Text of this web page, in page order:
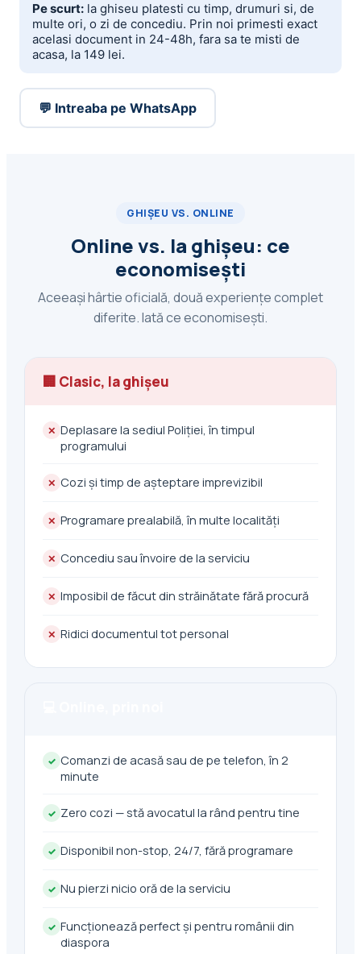
Pe scurt: la ghiseu platesti cu timp, drumuri si, de
multe ori, o zi de concediu. Prin noi primesti exact
acelasi document in 24-48h, fara sa te misti de
acasa, la 149 lei.
💬 Intreaba pe WhatsApp
GHIȘEU VS. ONLINE
Online vs. la ghișeu: ce
economisești
Aceeași hârtie oficială, două experiențe complet
diferite. Iată ce economisești.
🏢 Clasic, la ghișeu
✕ Deplasare la sediul Poliției, în timpul
programului
✕ Cozi și timp de așteptare imprevizibil
✕ Programare prealabilă, în multe localități
✕ Concediu sau învoire de la serviciu
✕ Imposibil de făcut din străinătate fără procură
✕ Ridici documentul tot personal
✓ Comanzi de acasă sau de pe telefon, în 2
minute
✓ Zero cozi — stă avocatul la rând pentru tine
✓ Disponibil non-stop, 24/7, fără programare
✓ Nu pierzi nicio oră de la serviciu
✓ Funcționează perfect și pentru românii din
diaspora